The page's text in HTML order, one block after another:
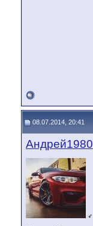
08.07.2014, 20:41
Андрей1980
♂